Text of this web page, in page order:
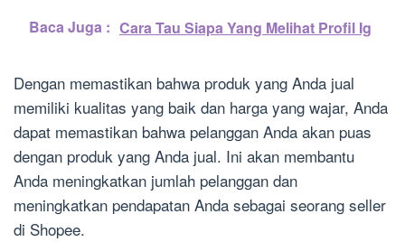
Baca Juga : Cara Tau Siapa Yang Melihat Profil Ig
Dengan memastikan bahwa produk yang Anda jual
memiliki kualitas yang baik dan harga yang wajar, Anda
dapat memastikan bahwa pelanggan Anda akan puas
dengan produk yang Anda jual. Ini akan membantu
Anda meningkatkan jumlah pelanggan dan
meningkatkan pendapatan Anda sebagai seorang seller
di Shopee.